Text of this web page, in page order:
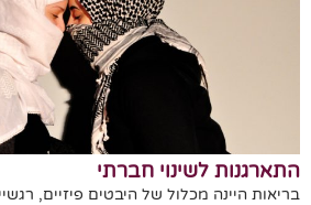
התארגנות לשינוי חברתי
בריאות היינה מכלול של היבטים פיזיים,